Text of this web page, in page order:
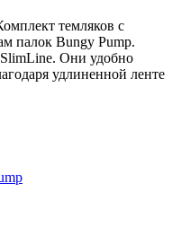
темляков с
палок Bungy Pump.
Они удобно
удлиненной ленте